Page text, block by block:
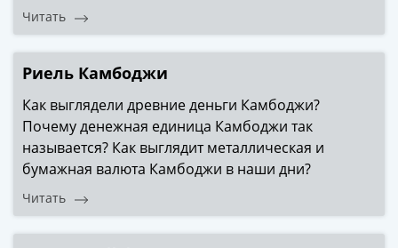
Михаил
Федорович
(1613-
1645)
Василий
(1606-­
1610)
Борис
Читать
Риель Камбоджи
Как выглядели древние деньги Камбоджи?
Почему денежная единица Камбоджи так
называется? Как выглядит металлическая и
бумажная валюта Камбоджи в наши дни?
Читать